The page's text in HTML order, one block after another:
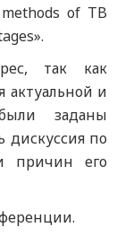
of TB
так как
актуальной и
заданы
дискуссия по
причин его